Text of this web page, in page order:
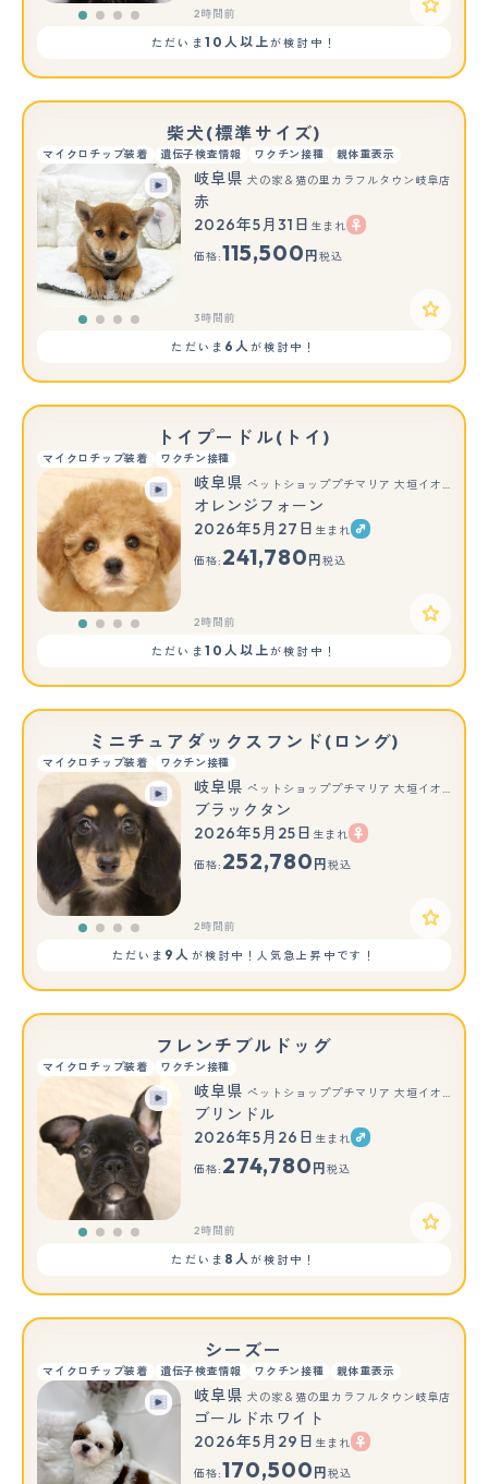
2時間前
ただいま 10人以上が検討中！
柴犬(標準サイズ)
マイクロチップ装着 遺伝子検査情報 ワクチン接種 親体重表示
岐阜県 犬の家＆猫の里カラフルタウン岐阜店
赤
2026年5月31日 生まれ
価格:115,500 円 税込
3時間前
ただいま 6人が検討中！
トイプードル(トイ)
マイクロチップ装着 ワクチン接種
岐阜県 ペットショッププチマリア 大垣イオンモール店
オレンジフォーン
2026年5月27日 生まれ
価格: 241,780 円 税込
2時間前
ただいま 10人以上が検討中！
ミニチュアダックスフンド(ロング)
マイクロチップ装着 ワクチン接種
岐阜県 ペットショッププチマリア 大垣イオンモール店
ブラックタン
2026年5月25日 生まれ
価格: 252,780 円 税込
2時間前
ただいま 9人 が検討中！人気急上昇中です！
フレンチブルドッグ
マイクロチップ装着 ワクチン接種
岐阜県 ペットショッププチマリア 大垣イオンモール店
ブリンドル
2026年5月26日 生まれ
価格: 274,780 円 税込
2時間前
ただいま 8人が検討中！
シーズー
マイクロチップ装着 遺伝子検査情報 ワクチン接種 親体重表示
岐阜県 犬の家＆猫の里カラフルタウン岐阜店
ゴールドホワイト
2026年5月29日 生まれ
価格:170,500 円 税込